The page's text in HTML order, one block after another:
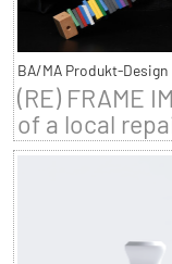
BA/MA Produkt-Design
(RE) FRAME
of a local